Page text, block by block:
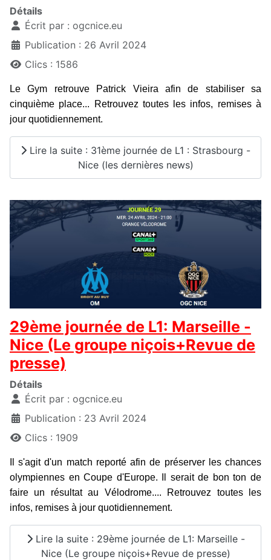
Détails
Écrit par : ogcnice.eu
Publication : 26 Avril 2024
Clics : 1586
Le Gym retrouve Patrick Vieira afin de stabiliser sa
cinquième place... Retrouvez toutes les infos, remises à
jour quotidiennement.
Lire la suite : 31ème journée de L1 : Strasbourg -
Nice (les dernières news)
29ème journée de L1: Marseille -
Nice (Le groupe niçois+Revue de
presse)
Détails
Écrit par : ogcnice.eu
Publication : 23 Avril 2024
Clics : 1909
Il s'agit d'un match reporté afin de préserver les chances
olympiennes en Coupe d'Europe. Il serait de bon ton de
faire un résultat au Vélodrome.... Retrouvez toutes les
infos, remises à jour quotidiennement.
Lire la suite : 29ème journée de L1: Marseille -
Nice (Le groupe niçois+Revue de presse)